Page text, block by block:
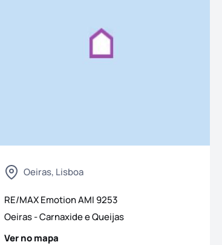
Oeiras, Lisboa
RE/MAX EmotionAMI 9253
Oeiras-Carnaxide e Queijas
Ver no mapa